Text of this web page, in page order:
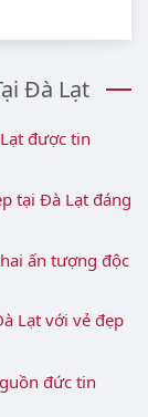
Đà Lạt
được tin
tại Đà Lạt đáng
ấn tượng độc
Lạt với vẻ đẹp
đức tin